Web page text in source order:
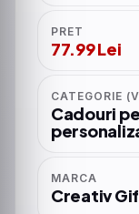
PRET
77.99 Lei
CATEGORIE
Cadouri
MARCA
Creativ